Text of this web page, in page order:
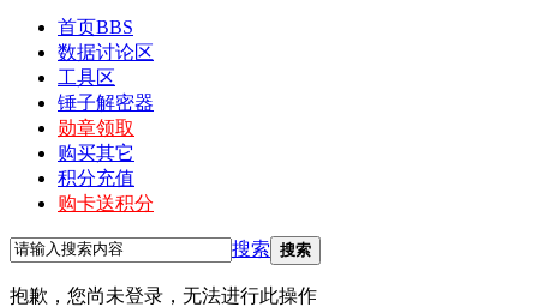
首页BBS
数据讨论区
工具区
锤子解密器
勋章领取
购买其它
积分充值
购卡送积分
搜索 搜索
抱歉，您尚未登录，无法进行此操作